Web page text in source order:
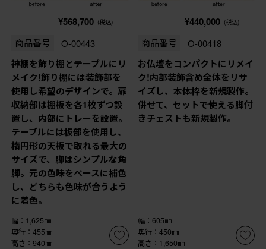
¥568,700 (税込)
商品番号 O-00443
神棚を飾り棚とテーブルにリ
メイク!飾り棚には装飾部を
使用し希望のデザインで。扉
収納部は棚板を各1枚ずつ設
置し、内部にトレーを設置。
テーブルには板部を使用し、
楕円形の天板で取れる最大の
サイズで、脚はシンプルな角
脚。元の色味をベースに補色
し、どちらも色味が合うよう
に着色。
幅：1,625㎜
奥行：455㎜
高さ：940㎜
¥440,000 (税込)
商品番号 O-00418
お仏壇をコンパクトにリメイ
ク!内部装飾含め全体をリサ
イズし、本体枠を新規製作。
併せて、セットで使える脚付
きチェストも新規製作。
幅：605㎜
奥行：450㎜
高さ：1,650㎜